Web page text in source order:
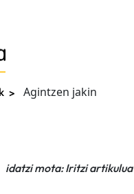
Agintzen jakin
idatzi mota: Iritzi artikulua